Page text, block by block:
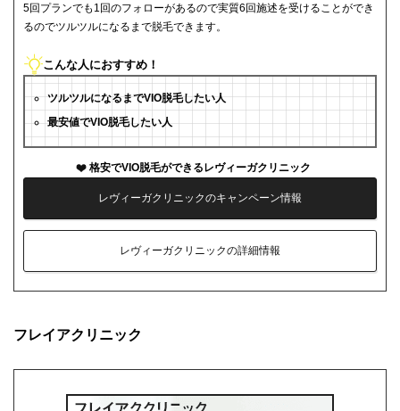
5回プランでも1回のフォローがあるので実質6回施述を受けることができ
るのでツルツルになるまで脱毛できます。
こんな人におすすめ！
ツルツルになるまでVIO脱毛したい人
最安値でVIO脱毛したい人
格安でVIO脱毛ができるレヴィーガクリニック
レヴィーガクリニックのキャンペーン情報
レヴィーガクリニックの詳細情報
フレイアクリニック